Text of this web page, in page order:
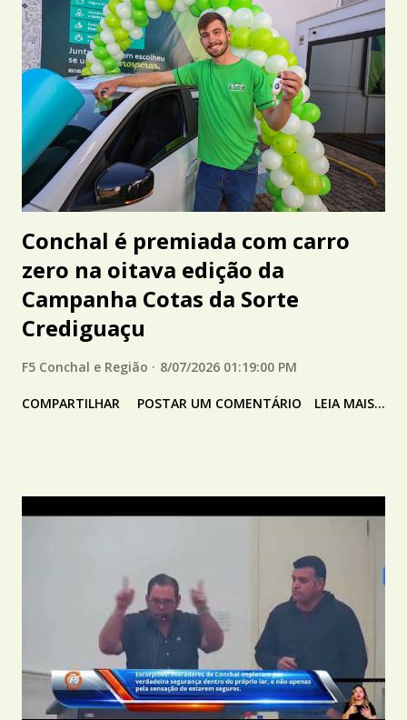
Conchal é premiada com carro
zero na oitava edição da
Campanha Cotas da Sorte
Crediguaçu
F5 Conchal e Região 8/07/2026 01:19:00 PM
COMPARTILHAR POSTAR UM COMENTÁRIO LEIA MAIS...